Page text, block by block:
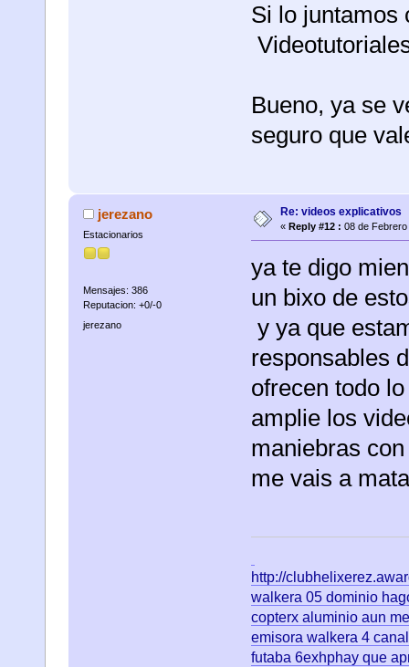
Si lo juntamos
Bueno, ya se
seguro que
jerezano
Estacionarios
Mensajes: 386
Reputacion: +0/-0
jerezano
Re: videos explicativos
« Reply #12 : 08 de
ya te digo
un bixo de
y ya que
responsables
ofrecen todo
amplie los
maniebras
me vais a
http://
walkera 05 dominio
copterx aluminio aun
emisora walkera 4
futaba 6exhphay que